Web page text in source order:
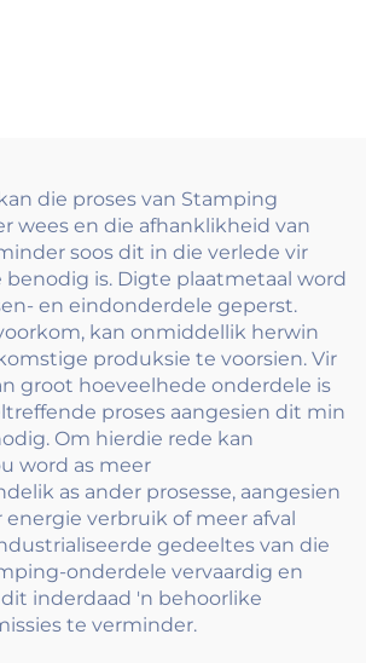
die proses van Stamping
wees en die afhanklikheid van
soos dit in die verlede vir
benodig is. Digte plaatmetaal word
en eindonderdele geperst.
kan onmiddellik herwin
produksie te voorsien. Vir
groot hoeveelhede onderdele is
proses aangesien dit min
Om hierdie rede kan
word as meer
as ander prosesse, aangesien
verbruik of meer afval
gedeeltes van die
onderdele vervaardig en
inderdaad 'n behoorlike
te verminder.